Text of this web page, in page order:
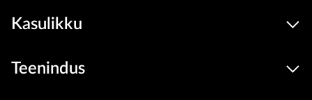
Kasulikku
Teenindus